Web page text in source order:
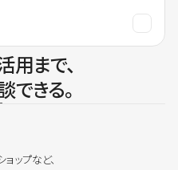
用まで、
できる。
ップなど、